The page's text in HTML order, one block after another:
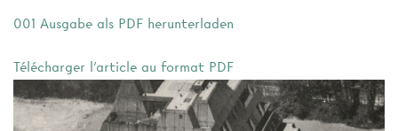
001 Ausgabe als PDF herunterladen
Télécharger l'article au format PDF